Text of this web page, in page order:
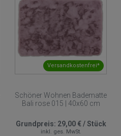
Versandkostenfrei*
Schöner Wohnen Badematte
Bali rose 015 | 40x60 cm
Grundpreis: 29,00 €/Stück
inkl. ges. MwSt.